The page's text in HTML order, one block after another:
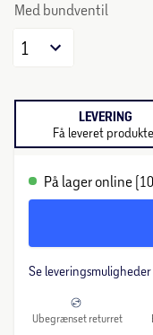
Med bundventil
1
LEVERING
Få leveret
På lager online
Se
Ubegrænset returret